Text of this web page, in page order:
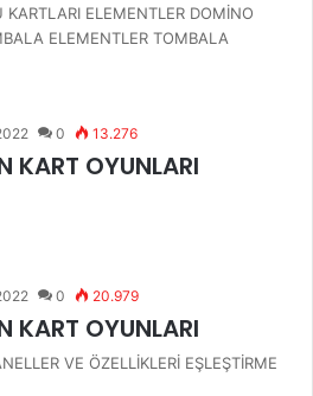
ELEMENTLER DOMİNO
ELEMENTLER TOMBALA
0 13.276
KART OYUNLARI
0 20.979
KART OYUNLARI
VE ÖZELLİKLERİ EŞLEŞTİRME